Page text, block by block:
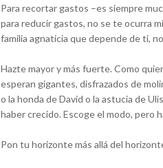
Para recortar gastos –es siempre
para reducir gastos, no se te ocurra
familia agnaticia que depende de ti,
Hazte mayor y más fuerte. Como
esperan gigantes, disfrazados de
o la honda de David o la astucia de
haber crecido. Escoge el modo, pero
Pon tu horizonte más allá del